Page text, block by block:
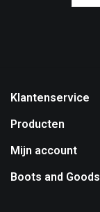
Klantenservice
Producten
Mijn account
Boots and Goods